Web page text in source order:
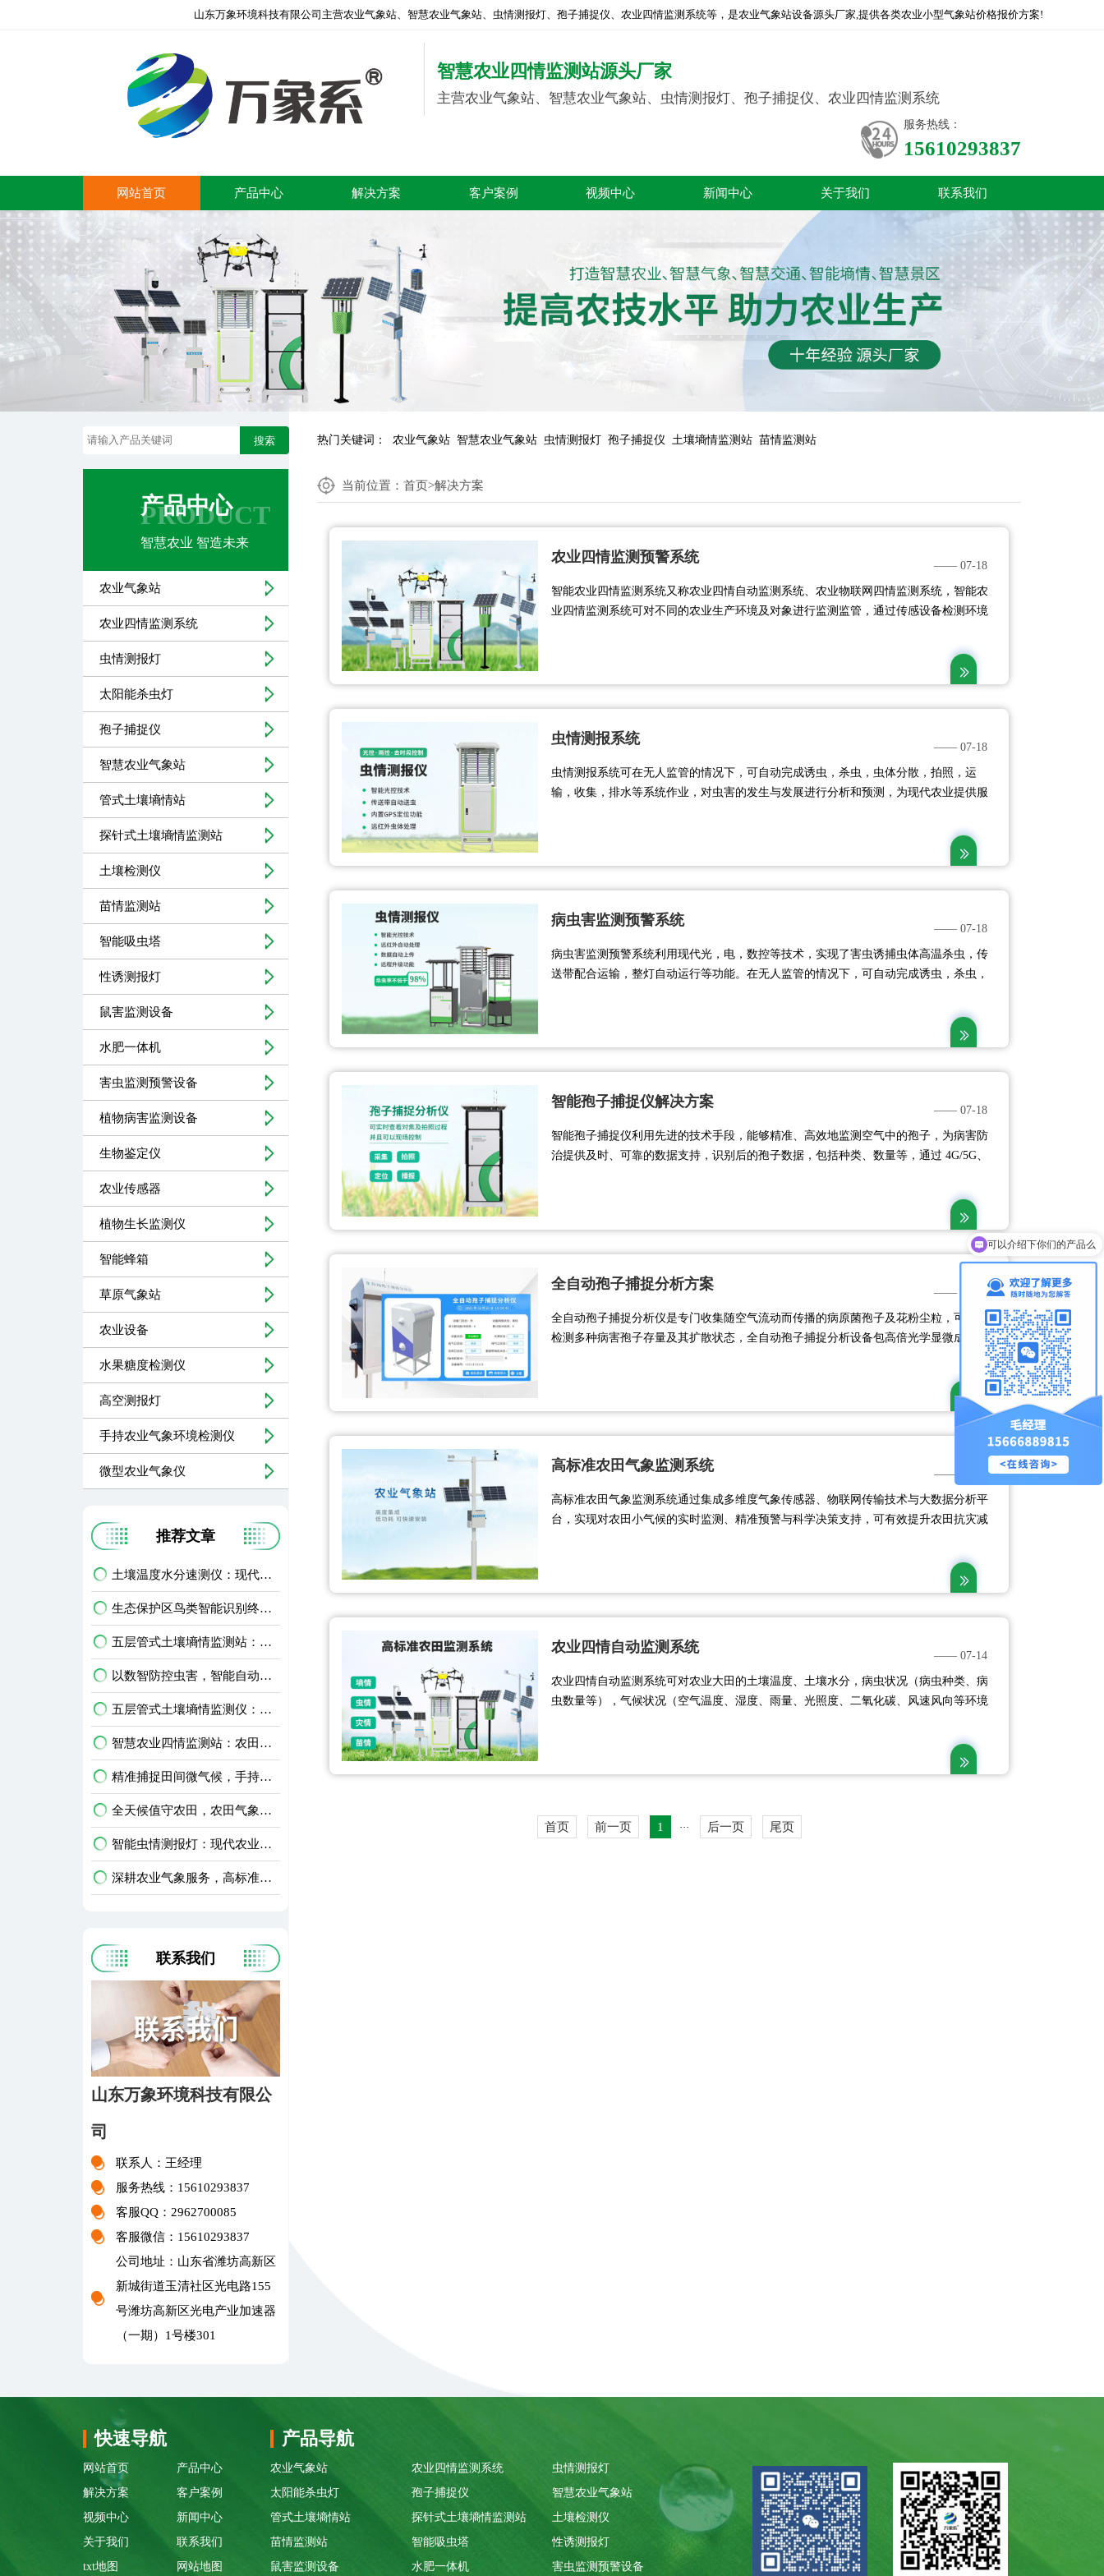
山东万象环境科技有限公司主营农业气象站、智慧农业气象站、虫情测报灯、孢子捕捉仪、农业四情监测系统等，是农业气象站设备源头厂家,提供各类农业小型气象站价格报价方案!
智慧农业四情监测站源头厂家
主营农业气象站、智慧农业气象站、虫情测报灯、孢子捕捉仪、农业四情监测系统
服务热线：
15610293837
网站首页 产品中心 解决方案 客户案例 视频中心 新闻中心 关于我们 联系我们
搜索 热门关键词： 农业气象站 智慧农业气象站 虫情测报灯 孢子捕捉仪 土壤墒情监测站 苗情监测站
产品中心
PRODUCT
智慧农业 智造未来
农业气象站
农业四情监测系统
虫情测报灯
太阳能杀虫灯
孢子捕捉仪
智慧农业气象站
管式土壤墒情站
探针式土壤墒情监测站
土壤检测仪
苗情监测站
智能吸虫塔
性诱测报灯
鼠害监测设备
水肥一体机
害虫监测预警设备
植物病害监测设备
生物鉴定仪
农业传感器
植物生长监测仪
智能蜂箱
草原气象站
农业设备
水果糖度检测仪
高空测报灯
手持农业气象环境检测仪
微型农业气象仪
推荐文章
土壤温度水分速测仪：现代农业田间精细化管护智能利器
生态保护区鸟类智能识别终端：生物多样性保护智能监测设备
五层管式土壤墒情监测站：深耕土层监测，看透土壤水情
以数智防控虫害，智能自动虫情测报灯精准预判农林虫情
五层管式土壤墒情监测仪：农田多层土壤水分智能监测设备
智慧农业四情监测站：农田苗情墒情虫情灾情一体化监测设备
精准捕捉田间微气候，手持式农业气象环境检测仪护好庄稼
全天候值守农田，农田气象环境监测站升级智慧农业
智能虫情测报灯：现代农业病虫害绿色防控智能设备
深耕农业气象服务，高标准农业气象站破解种地靠天难题
联系我们
山东万象环境科技有限公
司
联系人：王经理
服务热线：15610293837
客服QQ：2962700085
客服微信：15610293837
公司地址：山东省潍坊高新区
新城街道玉清社区光电路155
号潍坊高新区光电产业加速器
（一期）1号楼301
当前位置：首页>解决方案
农业四情监测预警系统
—— 07-18
智能农业四情监测系统又称农业四情自动监测系统、农业物联网四情监测系统，智能农
业四情监测系统可对不同的农业生产环境及对象进行监测监管，通过传感设备检测环境
虫情测报系统
—— 07-18
虫情测报系统可在无人监管的情况下，可自动完成诱虫，杀虫，虫体分散，拍照，运
输，收集，排水等系统作业，对虫害的发生与发展进行分析和预测，为现代农业提供服
病虫害监测预警系统
—— 07-18
病虫害监测预警系统利用现代光，电，数控等技术，实现了害虫诱捕虫体高温杀虫，传
送带配合运输，整灯自动运行等功能。在无人监管的情况下，可自动完成诱虫，杀虫，
智能孢子捕捉仪解决方案
—— 07-18
智能孢子捕捉仪利用先进的技术手段，能够精准、高效地监测空气中的孢子，为病害防
治提供及时、可靠的数据支持，识别后的孢子数据，包括种类、数量等，通过 4G/5G、
全自动孢子捕捉分析方案
—— 07-18
全自动孢子捕捉分析仪是专门收集随空气流动而传播的病原菌孢子及花粉尘粒，可用于
检测多种病害孢子存量及其扩散状态，全自动孢子捕捉分析设备包高倍光学显微成像系
统，精度限位技术、自动智能化聚焦融合技术、物联网传输控制技术等技术手段,全天候
实时采集分析，节省时间，更加人性化，采用软件图像优化算法，可以更直观清晰的拍
高标准农田气象监测系统
—— 07-18
高标准农田气象监测系统通过集成多维度气象传感器、物联网传输技术与大数据分析平
台，实现对农田小气候的实时监测、精准预警与科学决策支持，可有效提升农田抗灾减
农业四情自动监测系统
—— 07-14
农业四情自动监测系统可对农业大田的土壤温度、土壤水分，病虫状况（病虫种类、病
虫数量等），气候状况（空气温度、湿度、雨量、光照度、二氧化碳、风速风向等环境
管理人员可远程实时查看各环境参数数据及趋势，节省人力，并根据数据反馈作出相应
首页 前一页 1 ··· 后一页 尾页
快速导航
网站首页
产品中心
解决方案
客户案例
视频中心
新闻中心
关于我们
联系我们
txt地图
网站地图
产品导航
农业气象站 农业四情监测系统
虫情测报灯
太阳能杀虫灯
孢子捕捉仪
智慧农业气象站
管式土壤墒情站
探针式土壤墒情监测站
土壤检测仪
苗情监测站
智能吸虫塔
性诱测报灯
鼠害监测设备
水肥一体机 害虫监测预警设备
可以介绍下你们的产品么